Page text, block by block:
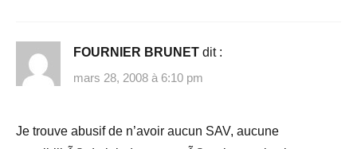
FOURNIER BRUNET dit :
mars 28, 2008 à 6:10 pm
Je trouve abusif de n’avoir aucun SAV, aucune